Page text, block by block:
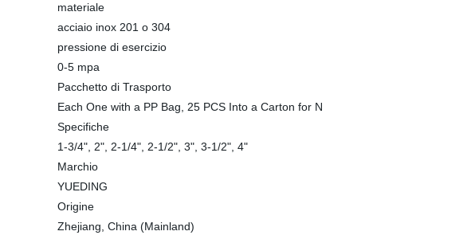
materiale
acciaio inox 201 o 304
pressione di esercizio
0-5 mpa
Pacchetto di Trasporto
Each One with a PP Bag, 25 PCS Into a Carton for N
Specifiche
1-3/4", 2", 2-1/4", 2-1/2", 3", 3-1/2", 4"
Marchio
YUEDING
Origine
Zhejiang, China (Mainland)